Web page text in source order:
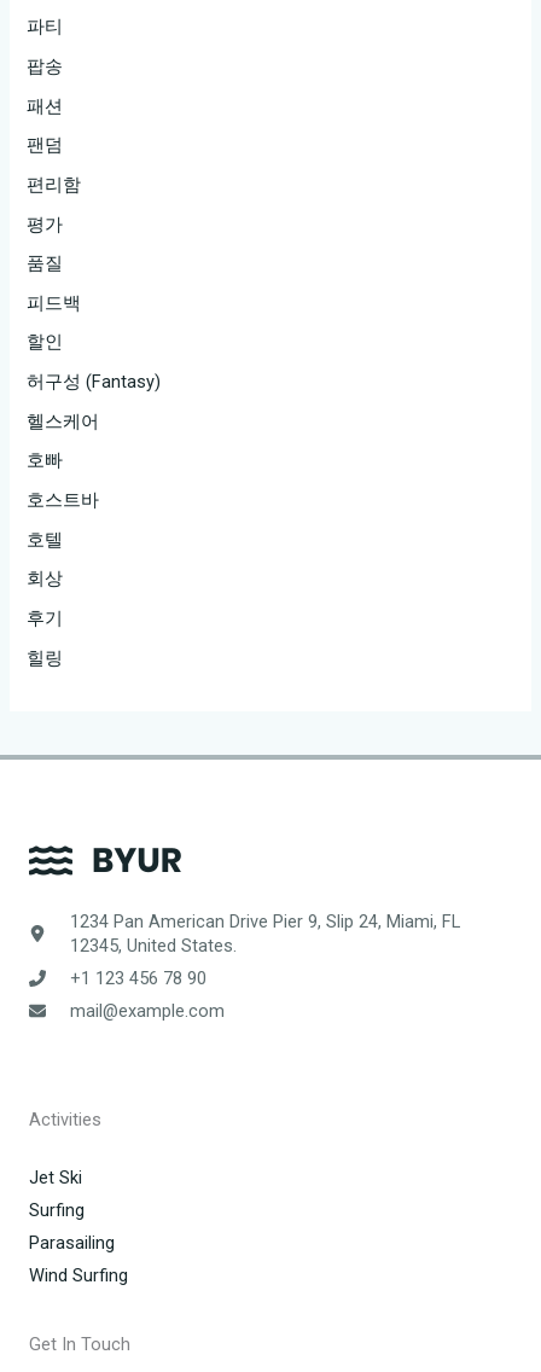
파티
팝송
패션
팬덤
편리함
평가
품질
피드백
할인
허구성 (Fantasy)
헬스케어
호빠
호스트바
호텔
회상
후기
힐링
1234 Pan American Drive Pier 9, Slip 24, Miami, FL
12345, United States.
+1 123 456 78 90
mail@example.com
Activities
Jet Ski
Surfing
Parasailing
Wind Surfing
Get In Touch